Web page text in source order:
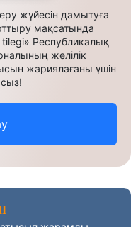
жүйесін дамытуға
мақсатында
tilegi» Республикалық
желілік
жариялағаны үшін